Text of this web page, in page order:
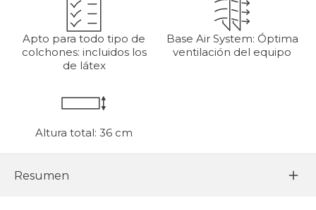
Apto para todo tipo de
colchones: incluidos los
de látex
Base Air System: Óptima
ventilación del equipo
Altura total: 36 cm
Resumen